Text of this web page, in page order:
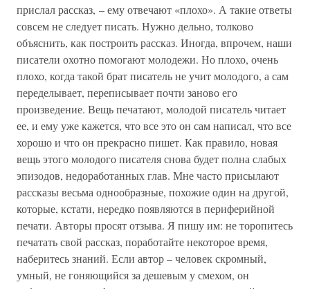
прислал рассказ, – ему отвечают «плохо». А такие ответы
совсем не следует писать. Нужно дельно, толково
объяснить, как построить рассказ. Иногда, впрочем, наши
писатели охотно помогают молодежи. Но плохо, очень
плохо, когда такой брат писатель не учит молодого, а сам
переделывает, переписывает почти заново его
произведение. Вещь печатают, молодой писатель читает
ее, и ему уже кажется, что все это он сам написал, что все
хорошо и что он прекрасно пишет. Как правило, новая
вещь этого молодого писателя снова будет полна слабых
эпизодов, недоработанных глав. Мне часто присылают
рассказы весьма однообразные, похожие один на другой,
которые, кстати, нередко появляются в периферийной
печати. Авторы просят отзыва. Я пишу им: не торопитесь
печатать свой рассказ, поработайте некоторое время,
наберитесь знаний. Если автор – человек скромный,
умный, не гоняющийся за дешевым у смехом, он